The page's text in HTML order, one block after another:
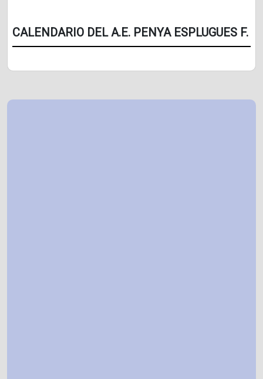
CALENDARIO DEL A.E. PENYA ESPLUGUES F.